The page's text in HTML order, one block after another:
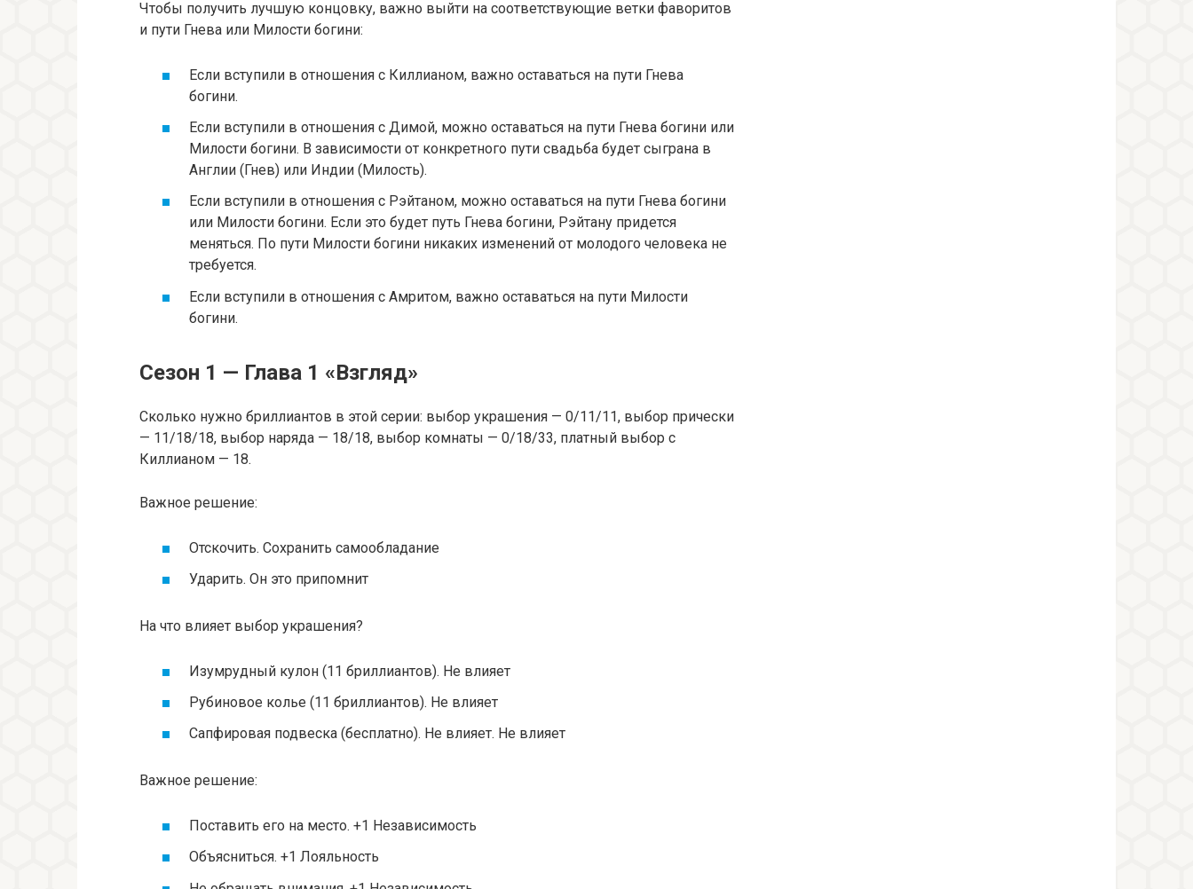
Чтобы получить лучшую концовку, важно выйти на соответствующие ветки фаворитов
и пути Гнева или Милости богини:
Если вступили в отношения с Киллианом, важно оставаться на пути Гнева
богини.
Если вступили в отношения с Димой, можно оставаться на пути Гнева богини или
Милости богини. В зависимости от конкретного пути свадьба будет сыграна в
Англии (Гнев) или Индии (Милость).
Если вступили в отношения с Рэйтаном, можно оставаться на пути Гнева богини
или Милости богини. Если это будет путь Гнева богини, Рэйтану придется
меняться. По пути Милости богини никаких изменений от молодого человека не
требуется.
Если вступили в отношения с Амритом, важно оставаться на пути Милости
богини.
Сезон 1 — Глава 1 «Взгляд»
Сколько нужно бриллиантов в этой серии: выбор украшения — 0/11/11, выбор прически
— 11/18/18, выбор наряда — 18/18, выбор комнаты — 0/18/33, платный выбор с
Киллианом — 18.
Важное решение:
Отскочить. Сохранить самообладание
Ударить. Он это припомнит
На что влияет выбор украшения?
Изумрудный кулон (11 бриллиантов). Не влияет
Рубиновое колье (11 бриллиантов). Не влияет
Сапфировая подвеска (бесплатно). Не влияет. Не влияет
Важное решение:
Поставить его на место. +1 Независимость
Объясниться. +1 Лояльность